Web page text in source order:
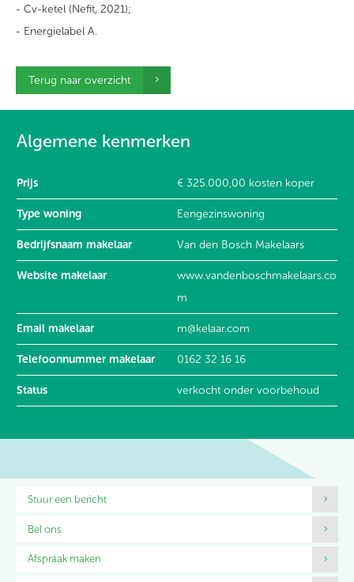
- Cv-ketel (Nefit, 2021);
- Energielabel A.
Terug naar overzicht
Algemene kenmerken
Prijs € 325.000,00 kosten koper
Type woning Eengezinswoning
Bedrijfsnaam makelaar Van den Bosch Makelaars
Website makelaar
www.vandenboschmakelaars.co
m
Email makelaar m@kelaar.com
Telefoonnummer makelaar 0162 32 16 16
Status verkocht onder voorbehoud
Contactinformatie
Stuur een bericht
Bel ons
Afspraak maken